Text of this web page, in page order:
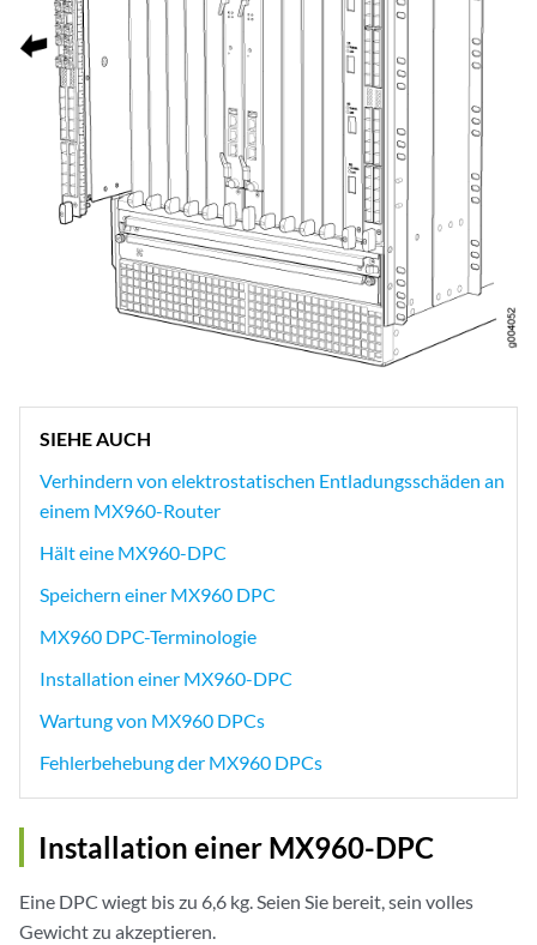
SIEHE AUCH
Verhindern von elektrostatischen Entladungsschäden an
einem MX960-Router
Hält eine MX960-DPC
Speichern einer MX960 DPC
MX960 DPC-Terminologie
Installation einer MX960-DPC
Wartung von MX960 DPCs
Fehlerbehebung der MX960 DPCs
Installation einer MX960-DPC
Eine DPC wiegt bis zu 6,6 kg. Seien Sie bereit, sein volles
Gewicht zu akzeptieren.